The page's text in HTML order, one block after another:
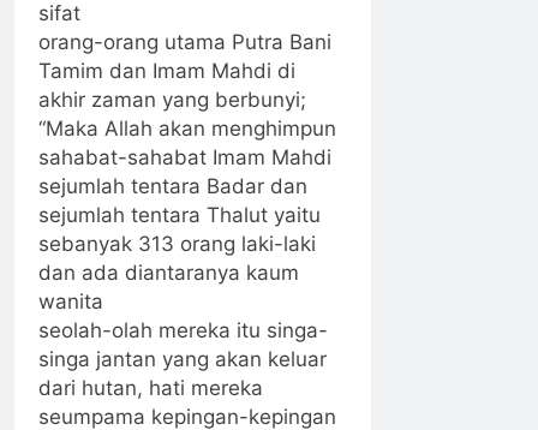
sifat
orang-orang utama Putra Bani
Tamim dan Imam Mahdi di
akhir zaman yang berbunyi;
“Maka Allah akan menghimpun
sahabat-sahabat Imam Mahdi
sejumlah tentara Badar dan
sejumlah tentara Thalut yaitu
sebanyak 313 orang laki-laki
dan ada diantaranya kaum
wanita
seolah-olah mereka itu singa-
singa jantan yang akan keluar
dari hutan, hati mereka
seumpama kepingan-kepingan